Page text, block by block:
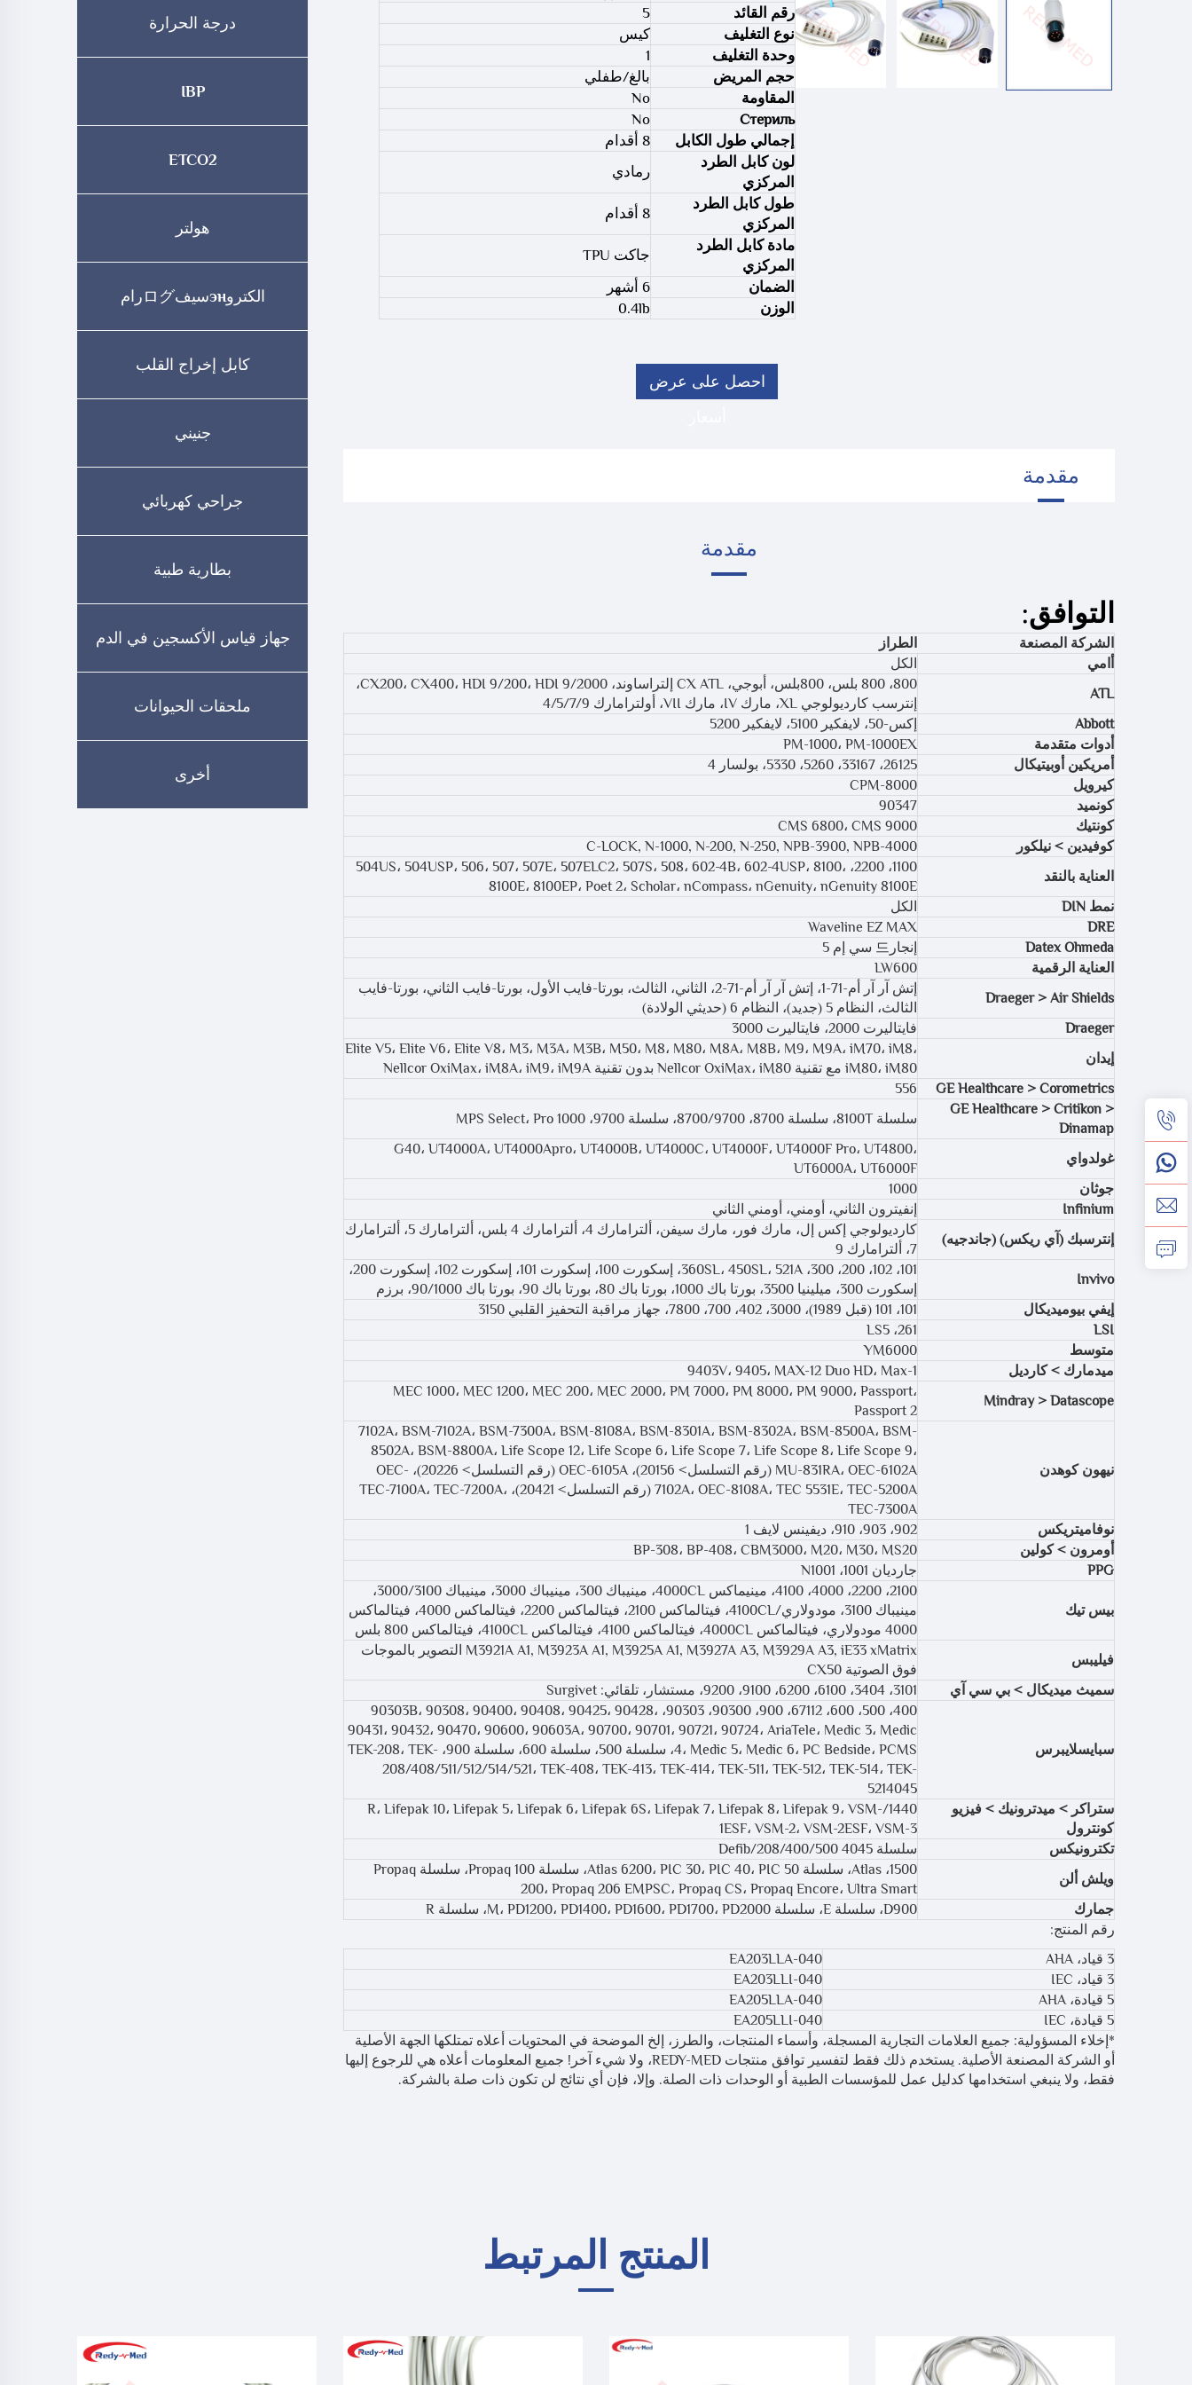
درجة الحرارة
IBP
ETCO2
هولتر
الكتروэнسيفログرام
كابل إخراج القلب
جنيني
جراحي كهربائي
بطارية طبية
جهاز قياس الأكسجين في الدم
ملحقات الحيوانات
أخرى
رقم القائد
5
نوع التغليف
كيس
وحدة التغليف
1
حجم المريض
بالغ/طفلي
المقاومة
No
Стериль
No
إجمالي طول الكابل
8 أقدام
لون كابل الطرد
المركزي
رمادي
طول كابل الطرد
المركزي
8 أقدام
مادة كابل الطرد
المركزي
جاكت TPU
الضمان
6 أشهر
الوزن
0.4lb
احصل على عرض
مقدمة
مقدمة
التوافق:
الشركة المصنعة
الطراز
أامي
الكل
ATL
800، 800 بلس، 800بلس، أبوجي، CX ATL إلتراساوند، CX200، CX400، HDI 9/200، HDI 9/2000،
إنترسب كارديولوجي XL، مارك IV، مارك VII، أولترامارك 4/5/7/9
Abbott
إكس-50، لايفكير 5100، لايفكير 5200
أدوات متقدمة
PM-1000، PM-1000EX
أمريكين أوبيتيكال
26125، 33167، 5260، 5330، بولسار 4
كيرويل
CPM-8000
كونميد
90347
كونتيك
CMS 6800، CMS 9000
كوفيدين > نيلكور
C-LOCK, N-1000, N-200, N-250, NPB-3900, NPB-4000
العناية بالنقد
1100، 2200، 504US، 504USP، 506، 507، 507E، 507ELC2، 507S، 508، 602-4B، 602-4USP، 8100،
8100E، 8100EP، Poet 2، Scholar، nCompass، nGenuity، nGenuity 8100E
نمط DIN
الكل
DRE
Waveline EZ MAX
Datex Ohmeda
إنجار드 سي إم 5
العناية الرقمية
LW600
Draeger > Air Shields
إتش آر آر أم-71-1، إتش آر آر أم-71-2، الثاني، الثالث، بورتا-فايب الأول، بورتا-فايب الثاني، بورتا-فايب
الثالث، النظام 5 (جديد)، النظام 6 (حديثي الولادة)
Draeger
فايتاليرت 2000، فايتاليرت 3000
إيدان
Elite V5، Elite V6، Elite V8، M3، M3A، M3B، M50، M8، M80، M8A، M8B، M9، M9A، iM70، iM8،
iM80، iM80 مع تقنية Nellcor OxiMax، iM80 بدون تقنية Nellcor OxiMax، iM8A، iM9، iM9A
GE Healthcare > Corometrics
556
GE Healthcare > Critikon >
Dinamap
سلسلة 8100T، سلسلة 8700، 8700/9700، سلسلة 9700، MPS Select، Pro 1000
غولدواي
G40، UT4000A، UT4000Apro، UT4000B، UT4000C، UT4000F، UT4000F Pro، UT4800،
UT6000A، UT6000F
جوثان
1000
Infinium
إنفيترون الثاني، أومني، أومني الثاني
إنترسبك (آي ريكس) (جاندجيه)
كارديولوجي إكس إل، مارك فور، مارك سيفن، ألترامارك 4، ألترامارك 4 بلس، ألترامارك 5، ألترامارك
7، ألترامارك 9
Invivo
101، 102، 200، 300، 360SL، 450SL، 521A، إسكورت 100، إسكورت 101، إسكورت 102، إسكورت 200،
إسكورت 300، ميلينيا 3500، بورتا باك 1000، بورتا باك 80، بورتا باك 90، بورتا باك 90/1000، برزم
إيفي بيوميديكال
101، 101 (قبل 1989)، 3000، 402، 700، 7800، جهاز مراقبة التحفيز القلبي 3150
LSI
261، LS5
متوسط
YM6000
ميدمارك > كارديل
9403V، 9405، MAX-12 Duo HD، Max-1
Mindray > Datascope
MEC 1000، MEC 1200، MEC 200، MEC 2000، PM 7000، PM 8000، PM 9000، Passport،
Passport 2
نيهون كوهدن
7102A، BSM-7102A، BSM-7300A، BSM-8108A، BSM-8301A، BSM-8302A، BSM-8500A، BSM-
8502A، BSM-8800A، Life Scope 12، Life Scope 6، Life Scope 7، Life Scope 8، Life Scope 9،
MU-831RA، OEC-6102A (رقم التسلسل> 20156)، OEC-6105A (رقم التسلسل> 20226)، OEC-
7102A، OEC-8108A، TEC 5531E، TEC-5200A (رقم التسلسل> 20421)، TEC-7100A، TEC-7200A،
TEC-7300A
نوفاميتريكس
902، 903، 910، ديفينس لايف 1
أومرون > كولين
BP-308، BP-408، CBM3000، M20، M30، MS20
PPG
جارديان 1001، N1001
بيس تيك
2100، 2200، 4000، 4100، مينيماكس 4000CL، مينيباك 300، مينيباك 3000، مينيباك 3000/3100،
مينيباك 3100، مودولاري/4100CL، فيتالماكس 2100، فيتالماكس 2200، فيتالماكس 4000، فيتالماكس
4000 مودولاري، فيتالماكس 4000CL، فيتالماكس 4100، فيتالماكس 4100CL، فيتالماكس 800 بلس
فيليبس
M3921A A1, M3923A A1, M3925A A1, M3927A A3, M3929A A3, iE33 xMatrix التصوير بالموجات
فوق الصوتية CX50
سميث ميديكال > بي سي آي
3101، 3404، 6100، 6200، 9100، 9200، مستشار، تلقائي: Surgivet
سبايسلايبرس
400، 500، 600، 67112، 900، 90300، 90303، 90303B، 90308، 90400، 90408، 90425، 90428،
90431، 90432، 90470، 90600، 90603A، 90700، 90701، 90721، 90724، AriaTele، Medic 3، Medic
4، Medic 5، Medic 6، PC Bedside، PCMS، سلسلة 500، سلسلة 600، سلسلة 900، TEK-208، TEK-
208/408/511/512/514/521، TEK-408، TEK-413، TEK-414، TEK-511، TEK-512، TEK-514، TEK-
5214045
ستراكر > ميدترونيك > فيزيو
كونترول
1440/R، Lifepak 10، Lifepak 5، Lifepak 6، Lifepak 6S، Lifepak 7، Lifepak 8، Lifepak 9، VSM-
1ESF، VSM-2، VSM-2ESF، VSM-3
تكترونيكس
سلسلة 4045 Defib/208/400/500
ويلش ألن
1500، Atlas، سلسلة Atlas 6200، PIC 30، PIC 40، PIC 50، سلسلة Propaq 100، سلسلة Propaq
200، Propaq 206 EMPSC، Propaq CS، Propaq Encore، Ultra Smart
جمارك
D900، سلسلة E، سلسلة M، PD1200، PD1400، PD1600، PD1700، PD2000، سلسلة R
رقم المنتج:
3 قياد، AHA
EA203LLA-040
3 قياد، IEC
EA203LLI-040
5 قيادة، AHA
EA205LLA-040
5 قيادة، IEC
EA205LLI-040
*إخلاء المسؤولية: جميع العلامات التجارية المسجلة، وأسماء المنتجات، والطرز، إلخ الموضحة في المحتويات أعلاه تمتلكها الجهة الأصلية
أو الشركة المصنعة الأصلية. يستخدم ذلك فقط لتفسير توافق منتجات REDY-MED، ولا شيء آخر! جميع المعلومات أعلاه هي للرجوع إليها
فقط، ولا ينبغي استخدامها كدليل عمل للمؤسسات الطبية أو الوحدات ذات الصلة. وإلا، فإن أي نتائج لن تكون ذات صلة بالشركة.
المنتج المرتبط